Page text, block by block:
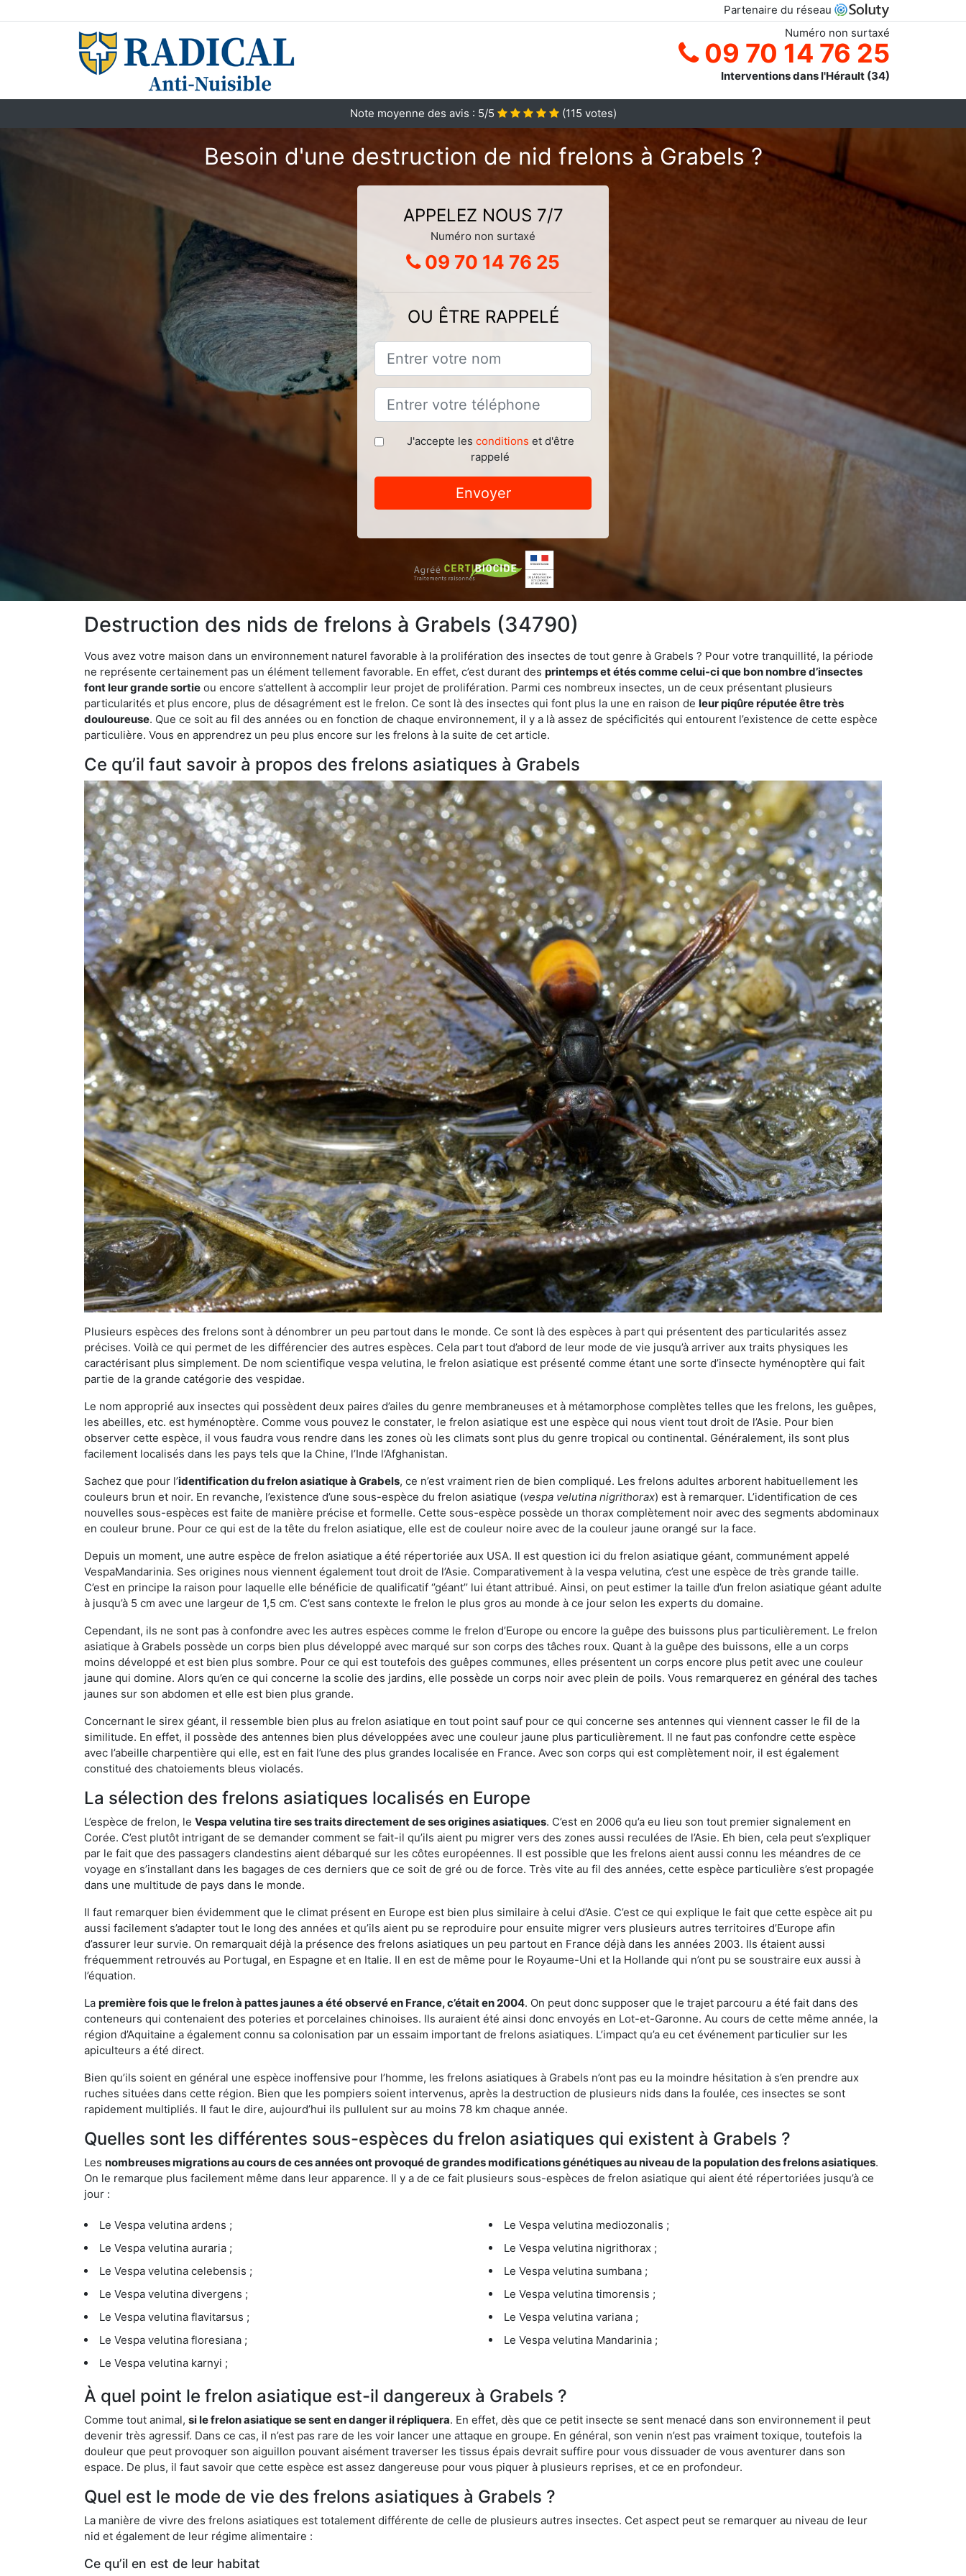
Partenaire du réseau
Numéro non surtaxé
09 70 14 76 25
Interventions dans l'Hérault (34)
Note moyenne des avis : 5/5 (115 votes)
Besoin d'une destruction de nid frelons à Grabels ?
APPELEZ NOUS 7/7
Numéro non surtaxé
09 70 14 76 25
OU ÊTRE RAPPELÉ
J'accepte les conditions et d'être
rappelé
Envoyer
Destruction des nids de frelons à Grabels (34790)
Vous avez votre maison dans un environnement naturel favorable à la prolifération des insectes de tout genre à Grabels ? Pour votre tranquillité, la période
ne représente certainement pas un élément tellement favorable. En effet, c’est durant des printemps et étés comme celui-ci que bon nombre d’insectes
font leur grande sortie ou encore s’attellent à accomplir leur projet de prolifération. Parmi ces nombreux insectes, un de ceux présentant plusieurs
particularités et plus encore, plus de désagrément est le frelon. Ce sont là des insectes qui font plus la une en raison de leur piqûre réputée être très
douloureuse. Que ce soit au fil des années ou en fonction de chaque environnement, il y a là assez de spécificités qui entourent l’existence de cette espèce
particulière. Vous en apprendrez un peu plus encore sur les frelons à la suite de cet article.
Ce qu’il faut savoir à propos des frelons asiatiques à Grabels
Plusieurs espèces des frelons sont à dénombrer un peu partout dans le monde. Ce sont là des espèces à part qui présentent des particularités assez
précises. Voilà ce qui permet de les différencier des autres espèces. Cela part tout d’abord de leur mode de vie jusqu’à arriver aux traits physiques les
caractérisant plus simplement. De nom scientifique vespa velutina, le frelon asiatique est présenté comme étant une sorte d’insecte hyménoptère qui fait
partie de la grande catégorie des vespidae.
Le nom approprié aux insectes qui possèdent deux paires d’ailes du genre membraneuses et à métamorphose complètes telles que les frelons, les guêpes,
les abeilles, etc. est hyménoptère. Comme vous pouvez le constater, le frelon asiatique est une espèce qui nous vient tout droit de l’Asie. Pour bien
observer cette espèce, il vous faudra vous rendre dans les zones où les climats sont plus du genre tropical ou continental. Généralement, ils sont plus
facilement localisés dans les pays tels que la Chine, l’Inde l’Afghanistan.
Sachez que pour l’identification du frelon asiatiqueà Grabels, ce n’est vraiment rien de bien compliqué. Les frelons adultes arborent habituellement les
couleurs brun et noir. En revanche, l’existence d’une sous-espèce du frelon asiatique (vespa velutina nigrithorax) est à remarquer. L’identification de ces
nouvelles sous-espèces est faite de manière précise et formelle. Cette sous-espèce possède un thorax complètement noir avec des segments abdominaux
en couleur brune. Pour ce qui est de la tête du frelon asiatique, elle est de couleur noire avec de la couleur jaune orangé sur la face.
Depuis un moment, une autre espèce de frelon asiatique a été répertoriée aux USA. Il est question ici du frelon asiatique géant, communément appelé
VespaMandarinia. Ses origines nous viennent également tout droit de l’Asie. Comparativement à la vespa velutina, c’est une espèce de très grande taille.
C’est en principe la raison pour laquelle elle bénéficie de qualificatif ‘’géant’’ lui étant attribué. Ainsi, on peut estimer la taille d’un frelon asiatique géant adulte
à jusqu’à 5 cm avec une largeur de 1,5 cm. C’est sans contexte le frelon le plus gros au monde à ce jour selon les experts du domaine.
Cependant, ils ne sont pas à confondre avec les autres espèces comme le frelon d’Europe ou encore la guêpe des buissons plus particulièrement. Le frelon
asiatique à Grabels possède un corps bien plus développé avec marqué sur son corps des tâches roux. Quant à la guêpe des buissons, elle a un corps
moins développé et est bien plus sombre. Pour ce qui est toutefois des guêpes communes, elles présentent un corps encore plus petit avec une couleur
jaune qui domine. Alors qu’en ce qui concerne la scolie des jardins, elle possède un corps noir avec plein de poils. Vous remarquerez en général des taches
jaunes sur son abdomen et elle est bien plus grande.
Concernant le sirex géant, il ressemble bien plus au frelon asiatique en tout point sauf pour ce qui concerne ses antennes qui viennent casser le fil de la
similitude. En effet, il possède des antennes bien plus développées avec une couleur jaune plus particulièrement. Il ne faut pas confondre cette espèce
avec l’abeille charpentière qui elle, est en fait l’une des plus grandes localisée en France. Avec son corps qui est complètement noir, il est également
constitué des chatoiements bleus violacés.
La sélection des frelons asiatiques localisés en Europe
L’espèce de frelon, le Vespa velutina tire ses traits directement de ses origines asiatiques. C’est en 2006 qu’a eu lieu son tout premier signalement en
Corée. C’est plutôt intrigant de se demander comment se fait-il qu’ils aient pu migrer vers des zones aussi reculées de l’Asie. Eh bien, cela peut s’expliquer
par le fait que des passagers clandestins aient débarqué sur les côtes européennes. Il est possible que les frelons aient aussi connu les méandres de ce
voyage en s’installant dans les bagages de ces derniers que ce soit de gré ou de force. Très vite au fil des années, cette espèce particulière s’est propagée
dans une multitude de pays dans le monde.
Il faut remarquer bien évidemment que le climat présent en Europe est bien plus similaire à celui d’Asie. C’est ce qui explique le fait que cette espèce ait pu
aussi facilement s’adapter tout le long des années et qu’ils aient pu se reproduire pour ensuite migrer vers plusieurs autres territoires d’Europe afin
d’assurer leur survie. On remarquait déjà la présence des frelons asiatiques un peu partout en France déjà dans les années 2003. Ils étaient aussi
fréquemment retrouvés au Portugal, en Espagne et en Italie. Il en est de même pour le Royaume-Uni et la Hollande qui n’ont pu se soustraire eux aussi à
l’équation.
La première fois que le frelon à pattes jaunes a été observé en France, c’était en 2004. On peut donc supposer que le trajet parcouru a été fait dans des
conteneurs qui contenaient des poteries et porcelaines chinoises. Ils auraient été ainsi donc envoyés en Lot-et-Garonne. Au cours de cette même année, la
région d’Aquitaine a également connu sa colonisation par un essaim important de frelons asiatiques. L’impact qu’a eu cet événement particulier sur les
apiculteurs a été direct.
Bien qu’ils soient en général une espèce inoffensive pour l’homme, les frelons asiatiques à Grabels n’ont pas eu la moindre hésitation à s’en prendre aux
ruches situées dans cette région. Bien que les pompiers soient intervenus, après la destruction de plusieurs nids dans la foulée, ces insectes se sont
rapidement multipliés. Il faut le dire, aujourd’hui ils pullulent sur au moins 78 km chaque année.
Quelles sont les différentes sous-espèces du frelon asiatiques qui existent à Grabels ?
Les nombreuses migrations au cours de ces années ont provoqué de grandes modifications génétiques au niveau de la population des frelons asiatiques.
On le remarque plus facilement même dans leur apparence. Il y a de ce fait plusieurs sous-espèces de frelon asiatique qui aient été répertoriées jusqu’à ce
jour :
Le Vespa velutina ardens ;
Le Vespa velutina auraria ;
Le Vespa velutina celebensis ;
Le Vespa velutina divergens ;
Le Vespa velutina flavitarsus ;
Le Vespa velutina floresiana ;
Le Vespa velutina karnyi ;
Le Vespa velutina mediozonalis ;
Le Vespa velutina nigrithorax ;
Le Vespa velutina sumbana ;
Le Vespa velutina timorensis ;
Le Vespa velutina variana ;
Le Vespa velutina Mandarinia ;
À quel point le frelon asiatique est-il dangereux à Grabels ?
Comme tout animal, si le frelon asiatique se sent en danger il répliquera. En effet, dès que ce petit insecte se sent menacé dans son environnement il peut
devenir très agressif. Dans ce cas, il n’est pas rare de les voir lancer une attaque en groupe. En général, son venin n’est pas vraiment toxique, toutefois la
douleur que peut provoquer son aiguillon pouvant aisément traverser les tissus épais devrait suffire pour vous dissuader de vous aventurer dans son
espace. De plus, il faut savoir que cette espèce est assez dangereuse pour vous piquer à plusieurs reprises, et ce en profondeur.
Quel est le mode de vie des frelons asiatiques à Grabels ?
La manière de vivre des frelons asiatiques est totalement différente de celle de plusieurs autres insectes. Cet aspect peut se remarquer au niveau de leur
nid et également de leur régime alimentaire :
Ce qu’il en est de leur habitat